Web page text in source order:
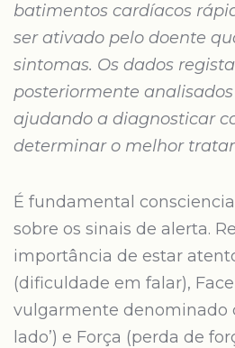
batimentos cardíacos
ser ativado pelo doente
sintomas. Os dados
posteriormente
ajudando a diagnosticar
determinar o melhor
É fundamental
sobre os sinais de alerta.
importância de estar
(dificuldade em falar),
vulgarmente denominado
lado’) e Força (perda de